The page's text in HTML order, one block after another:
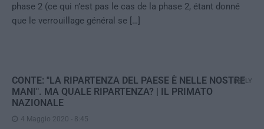
phase 2 (ce qui n’est pas le cas de la phase 2, étant donné
que le verrouillage général se […]
CONTE: "LA RIPARTENZA DEL PAESE È NELLE NOSTRE
MANI". MA QUALE RIPARTENZA? | IL PRIMATO
NAZIONALE
4 Maggio 2020 - 8:45
REPLY